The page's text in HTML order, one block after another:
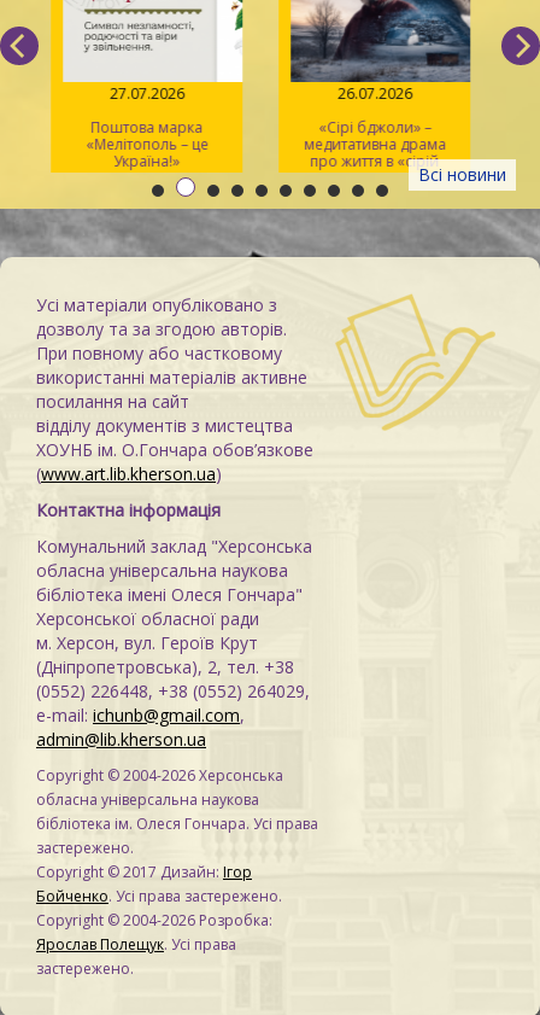
Всі новини
27.07.2026
Поштова марка
«Мелітополь – це
Україна!»
26.07.2026
«Сірі бджоли» –
медитативна драма
про життя в «сірій
зоні»
Усі матеріали опубліковано з
дозволу та за згодою авторів.
При повному або частковому
використанні матеріалів активне
посилання на сайт
відділу документів з мистецтва
ХОУНБ ім. О.Гончара обов’язкове
(www.art.lib.kherson.ua)
Контактна інформація
Комунальний заклад "Херсонська
обласна універсальна наукова
бібліотека імені Олеся Гончара"
Херсонської обласної ради
м. Херсон, вул. Героїв Крут
(Дніпропетровська), 2, тел. +38
(0552) 226448, +38 (0552) 264029,
e-mail: ichunb@gmail.com,
admin@lib.kherson.ua
Copyright © 2004-2026 Херсонська
обласна універсальна наукова
бібліотека ім. Олеся Гончара. Усі права
застережено.
Copyright © 2017 Дизайн: Ігор
Бойченко. Усі права застережено.
Copyright © 2004-2026 Розробка:
Ярослав Полещук. Усі права
застережено.